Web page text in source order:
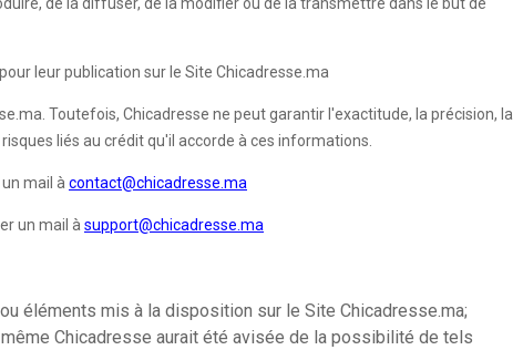
de la diffuser, de la modifier ou de la transmettre dans le but de
leur publication sur le Site Chicadresse.ma
Toutefois, Chicadresse ne peut garantir l'exactitude, la précision, la
liés au crédit qu'il accorde à ces informations.
mail àcontact@chicadresse.ma
un mail àsupport@chicadresse.ma
éléments mis à la disposition sur le Site Chicadresse.ma;
Chicadresse aurait été avisée de la possibilité de tels